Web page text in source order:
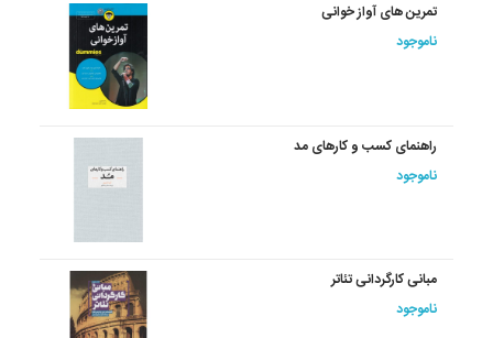
تمرین های آواز خوانی
ناموجود
راهنمای کسب و کارهای مد
ناموجود
مبانی کارگردانی تئاتر
ناموجود